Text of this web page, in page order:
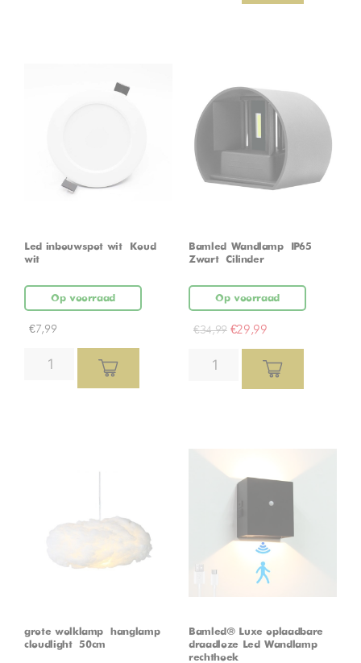
Led inbouwspot wit – Koud
wit
Op voorraad
€7,99
Bamled Wandlamp – IP65 –
Zwart – Cilinder
Op voorraad
€34,99 €29,99
grote wolklamp – hanglamp –
cloudlight – 50cm
Bamled® Luxe oplaadbare
draadloze Led Wandlamp
rechthoek